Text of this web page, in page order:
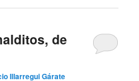
de
Illarregui Gárate